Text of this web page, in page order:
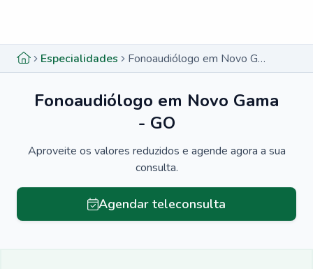
Especialidades Fonoaudiólogo em Novo Gama - GO
Fonoaudiólogo em Novo Gama
- GO
Aproveite os valores reduzidos e agende agora a sua
consulta.
Agendar teleconsulta